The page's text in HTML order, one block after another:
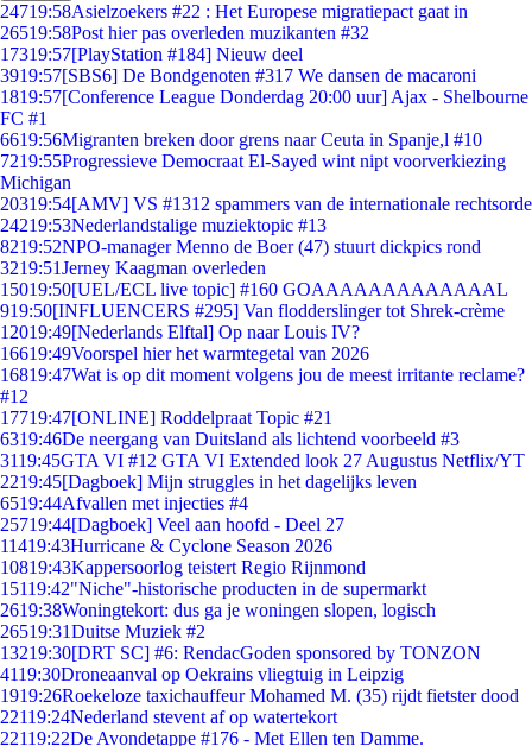
24719:58Asielzoekers #22 : Het Europese migratiepact gaat in
26519:58Post hier pas overleden muzikanten #32
17319:57[PlayStation #184] Nieuw deel
3919:57[SBS6] De Bondgenoten #317 We dansen de macaroni
1819:57[Conference League Donderdag 20:00 uur] Ajax - Shelbourne
FC #1
6619:56Migranten breken door grens naar Ceuta in Spanje,l #10
7219:55Progressieve Democraat El-Sayed wint nipt voorverkiezing
Michigan
20319:54[AMV] VS #1312 spammers van de internationale rechtsorde
24219:53Nederlandstalige muziektopic #13
8219:52NPO-manager Menno de Boer (47) stuurt dickpics rond
3219:51Jerney Kaagman overleden
15019:50[UEL/ECL live topic] #160 GOAAAAAAAAAAAAAL
919:50[INFLUENCERS #295] Van flodderslinger tot Shrek-crème
12019:49[Nederlands Elftal] Op naar Louis IV?
16619:49Voorspel hier het warmtegetal van 2026
16819:47Wat is op dit moment volgens jou de meest irritante reclame?
#12
17719:47[ONLINE] Roddelpraat Topic #21
6319:46De neergang van Duitsland als lichtend voorbeeld #3
3119:45GTA VI #12 GTA VI Extended look 27 Augustus Netflix/YT
2219:45[Dagboek] Mijn struggles in het dagelijks leven
6519:44Afvallen met injecties #4
25719:44[Dagboek] Veel aan hoofd - Deel 27
11419:43Hurricane & Cyclone Season 2026
10819:43Kappersoorlog teistert Regio Rijnmond
15119:42"Niche"-historische producten in de supermarkt
2619:38Woningtekort: dus ga je woningen slopen, logisch
26519:31Duitse Muziek #2
13219:30[DRT SC] #6: RendacGoden sponsored by TONZON
4119:30Droneaanval op Oekrains vliegtuig in Leipzig
1919:26Roekeloze taxichauffeur Mohamed M. (35) rijdt fietster dood
22119:24Nederland stevent af op watertekort
22119:22De Avondetappe #176 - Met Ellen ten Damme.